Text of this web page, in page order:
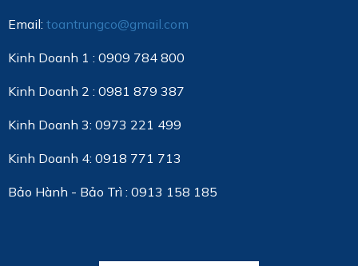
Email: toantrungco@gmail.com
Kinh Doanh 1 : 0909 784 800
Kinh Doanh 2 : 0981 879 387
Kinh Doanh 3: 0973 221 499
Kinh Doanh 4: 0918 771 713
Bảo Hành - Bảo Trì : 0913 158 185